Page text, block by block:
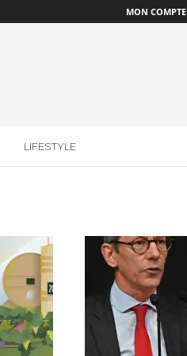
MON COMPTE
LIFESTYLE